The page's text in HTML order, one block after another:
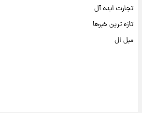
تجارت ایده آل
تازه ترین خبرها
مبل ال